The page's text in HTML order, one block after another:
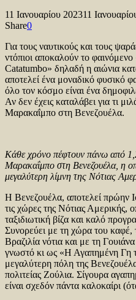
11 Ιανουαρίου 202311
Share0
Για τους ναυτικούς και τους
ντόπιοι αποκαλούν το
Catatumbο» δηλαδή η αιώνια
αποτελεί ένα μοναδικό φυσικό
όλο τον κόσμο είναι ένα
Αν δεν έχεις καταλάβει για τι
Μαρακαΐμπο στη Βενεζουέλα.
Κάθε χρόνο πέφτουν πάνω από
Μαρακαΐμπο στη Βενεζουέλα, η
μεγαλύτερη λίμνη της Νότιας
Η Βενεζουέλα, αποτελεί πρώην
τις χώρες της Νότιας Αμερικής,
ταξιδιωτική βίζα και καλό
Συνορεύει με τη χώρα του
Βραζιλία νότια και με τη
γνωστό κι ως «Η Αγαπημένη Γη
μεγαλύτερη πόλη της
πολιτείας Ζούλια. Σίγουρα
είναι σχεδόν πάντα καλοκαίρι